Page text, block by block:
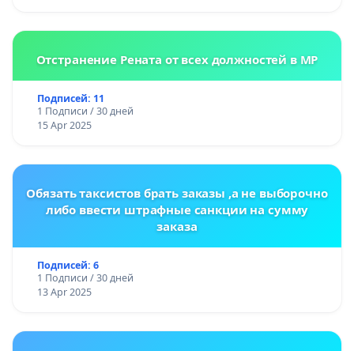
Отстранение Рената от всех должностей в МР
Подписей: 11
1 Подписи / 30 дней
15 Apr 2025
Обязать таксистов брать заказы ,а не выборочно
либо ввести штрафные санкции на сумму
заказа
Подписей: 6
1 Подписи / 30 дней
13 Apr 2025